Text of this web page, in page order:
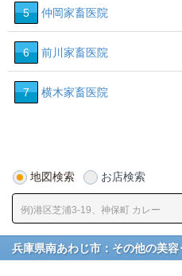
5 仲岡家畜医院
6 前川家畜医院
7 横木家畜医院
地図検索 お店検索
兵庫県南あわじ市：その他の美